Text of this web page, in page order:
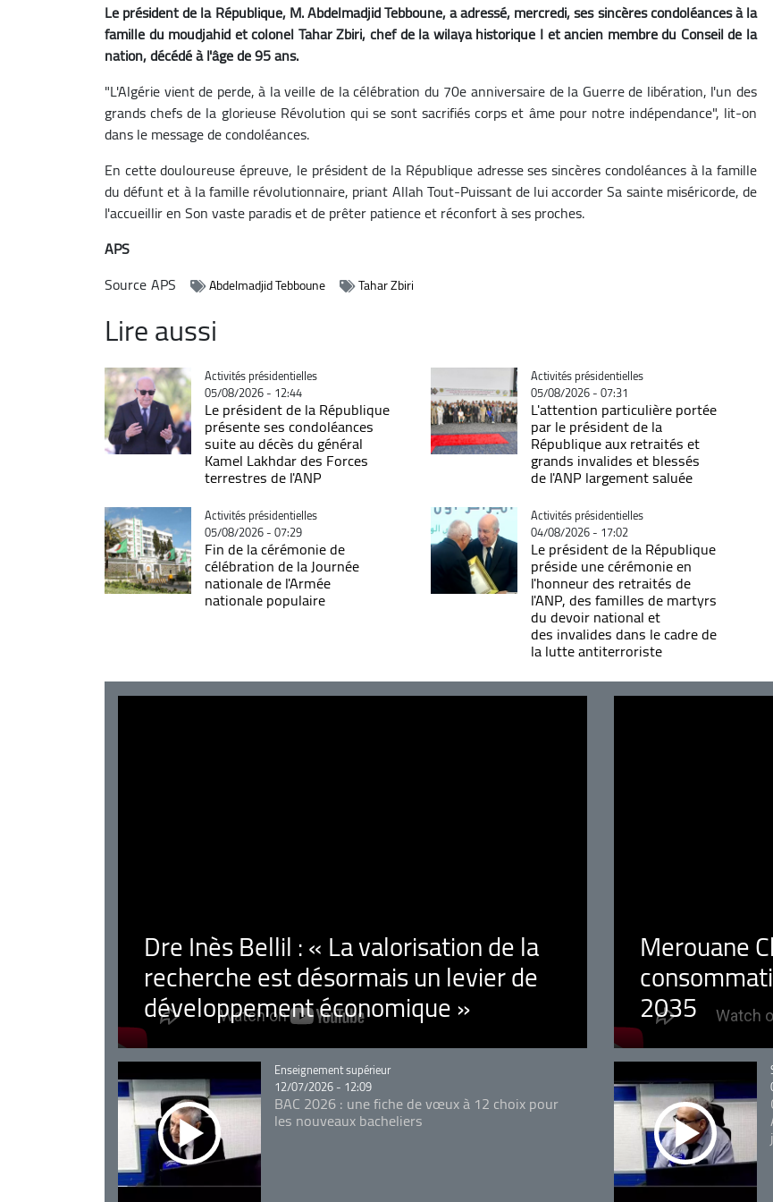
Le président de la République, M. Abdelmadjid Tebboune, a adressé, mercredi, ses sincères condoléances à la
famille du moudjahid et colonel Tahar Zbiri, chef de la wilaya historique I et ancien membre du Conseil de la
nation, décédé à l'âge de 95 ans.
"L'Algérie vient de perde, à la veille de la célébration du 70e anniversaire de la Guerre de libération, l'un des
grands chefs de la glorieuse Révolution qui se sont sacrifiés corps et âme pour notre indépendance", lit-on
dans le message de condoléances.
En cette douloureuse épreuve, le président de la République adresse ses sincères condoléances à la famille
du défunt et à la famille révolutionnaire, priant Allah Tout-Puissant de lui accorder Sa sainte miséricorde, de
l'accueillir en Son vaste paradis et de prêter patience et réconfort à ses proches.
APS
SourceAPS Abdelmadjid Tebboune Tahar Zbiri
Lire aussi
Catégorie
Activités présidentielles
05/08/2026 - 12:44
Le président de la République
présente ses condoléances
suite au décès du général
Kamel Lakhdar des Forces
terrestres de l'ANP
Catégorie
Activités présidentielles
05/08/2026 - 07:31
L'attention particulière portée
par le président de la
République aux retraités et
grands invalides et blessés
de l'ANP largement saluée
Catégorie
Activités présidentielles
05/08/2026 - 07:29
Fin de la cérémonie de
célébration de la Journée
nationale de l'Armée
nationale populaire
Catégorie
Activités présidentielles
04/08/2026 - 17:02
Le président de la République
préside une cérémonie en
l'honneur des retraités de
l'ANP, des familles de martyrs
du devoir national et
des invalides dans le cadre de
la lutte antiterroriste
Dre Inès Bellil : « La valorisation de la
recherche est désormais un levier de
développement économique »
Merouane
2035
Catégorie
Enseignement supérieur
12/07/2026 - 12:09
BAC 2026 : une fiche de vœux à 12 choix pour
les nouveaux bacheliers